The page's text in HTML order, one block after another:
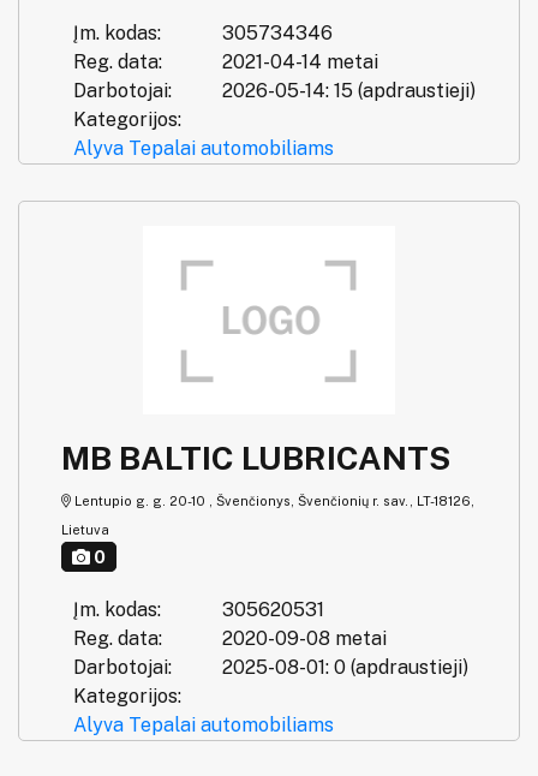
Įm. kodas:
305734346
Reg. data:
2021-04-14 metai
Darbotojai:
2026-05-14: 15 (apdraustieji)
Kategorijos:
Alyva Tepalai automobiliams
MB BALTIC LUBRICANTS
Lentupio g. g. 20-10 , Švenčionys, Švenčionių r. sav., LT-18126,
Lietuva
0
Įm. kodas:
305620531
Reg. data:
2020-09-08 metai
Darbotojai:
2025-08-01: 0 (apdraustieji)
Kategorijos:
Alyva Tepalai automobiliams